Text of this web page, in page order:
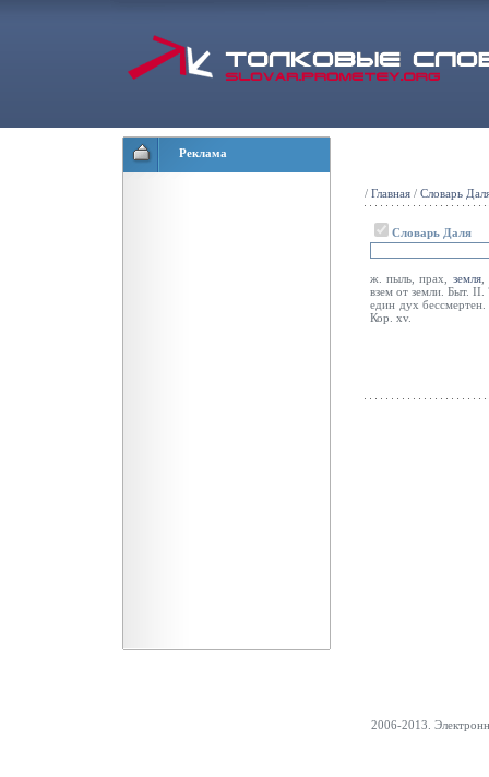
Реклама
/ Главная / Словарь
Словарь Даля
ж. пыль, прах, земля,
взем от земли. Быт.
един дух бессмертен.
Кор. xv.
2006-2013.